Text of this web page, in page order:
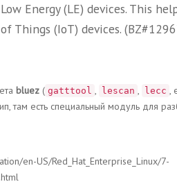
Energy (LE) devices. This
Things (IoT) devices.
bluez ( gatttool , lescan , lecc ,
там есть специальный модуль для
en-US/Red_Hat_Enterprise_Linux/7-